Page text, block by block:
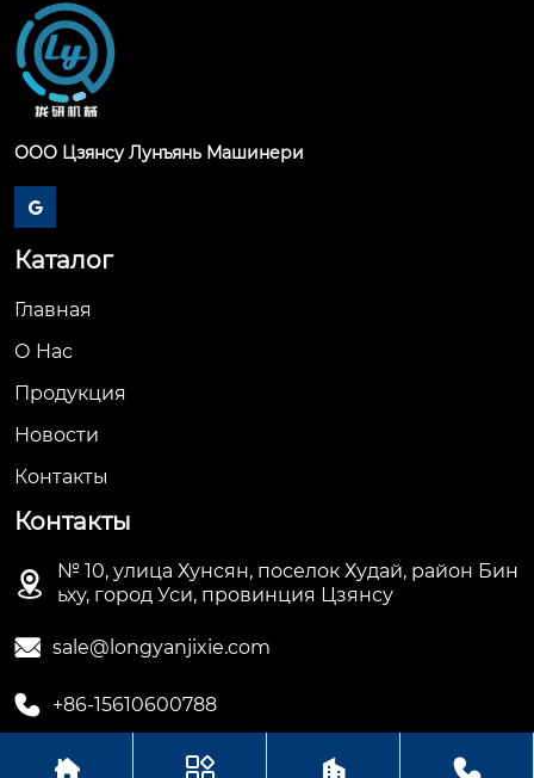
ООО Цзянсу Лунъянь Машинери

Каталог
Главная
О Hас
Продукция
Новости
Контакты
Контакты

№ 10, улица Хунсян, поселок Худай, район Бин
ьху, город Уси, провинция Цзянсу
 sale@longyanjixie.com
 +86-15610600788
   